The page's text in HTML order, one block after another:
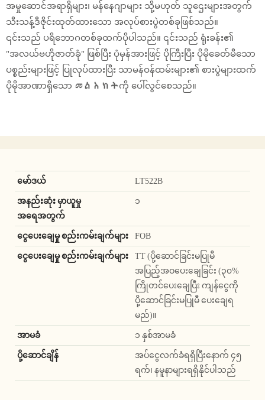
အမှုဆောင်အရာရှိများ၊ မန်နေဂျာများ သို့မဟုတ် သူဌေးများအတွက်
သီးသန့်ဒီဇိုင်းထုတ်ထားသော အလုပ်စားပွဲတစ်ခုဖြစ်သည်။
၎င်းသည် ပရိဘောဂတစ်ခုထက်ပိုပါသည်။ ၎င်းသည် ရုံးခန်း၏
"အလယ်ဗဟိုဇာတ်ခုံ" ဖြစ်ပြီး ပုံမှန်အားဖြင့် ပိုကြီးပြီး ပိုမိုခေတ်မီသော
ပစ္စည်းများဖြင့် ပြုလုပ်ထားပြီး သာမန်ဝန်ထမ်းများ၏ စားပွဲများထက်
ပိုမိုအာဏာရှိသော መልእክትကို ပေါ်လွင်စေသည်။
မော်ဒယ် LT522B
အနည်းဆုံး မှာယူမှု
အရေအတွက်
၁
ငွေပေးချေမှု စည်းကမ်းချက်များ FOB
ငွေပေးချေမှု စည်းကမ်းချက်များ
TT (ပို့ဆောင်ခြင်းမပြုမီ
အပြည့်အဝပေးချေခြင်း (၃၀%
ကြိုတင်ပေးချေပြီး ကျန်ငွေကို
ပို့ဆောင်ခြင်းမပြုမီ ပေးချေရ
မည်)။
အာမခံ ၁ နှစ်အာမခံ
ပို့ဆောင်ချိန်
အပ်ငွေလက်ခံရရှိပြီးနောက် ၄၅
ရက်၊ နမူနာများရရှိနိုင်ပါသည်